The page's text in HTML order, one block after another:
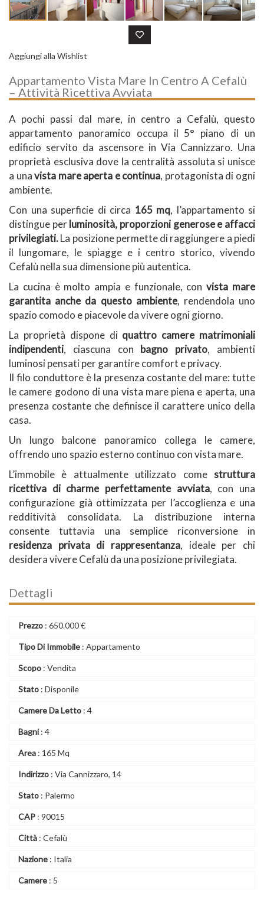
Aggiungi alla Wishlist
Appartamento Vista Mare In Centro A Cefalù
– Attività Ricettiva Avviata
A pochi passi dal mare, in centro a Cefalù, questo
appartamento panoramico occupa il 5° piano di un
edificio servito da ascensore in Via Cannizzaro. Una
proprietà esclusiva dove la centralità assoluta si unisce
a unavista mare aperta e continua, protagonista di ogni
ambiente.
Con una superficie di circa 165 mq, l’appartamento si
distingue perluminosità, proporzioni generose e affacci
privilegiati.La posizione permette di raggiungere a piedi
il lungomare, le spiagge e i centro storico, vivendo
Cefalù nella sua dimensione più autentica.
La cucina è molto ampia e funzionale, convista mare
garantita anche da questo ambiente, rendendola uno
spazio comodo e piacevole da vivere ogni giorno.
La proprietà dispone di quattro camere matrimoniali
indipendenti, ciascuna con bagno privato, ambienti
luminosi pensati per garantire comfort e privacy.
Il filo conduttore è la presenza costante del mare: tutte
le camere godono di una vista mare piena e aperta, una
presenza costante che definisce il carattere unico della
casa.
Un lungo balcone panoramico collega le camere,
offrendo uno spazio esterno continuo con vista mare.
L’immobile è attualmente utilizzato come struttura
ricettiva di charme perfettamente avviata, con una
configurazione già ottimizzata per l’accoglienza e una
redditività consolidata. La distribuzione interna
consente tuttavia una semplice riconversione in
residenza privata di rappresentanza, ideale per chi
desidera vivere Cefalù da una posizione privilegiata.
Dettagli
Prezzo : 650.000€
Tipo Di Immobile : Appartamento
Scopo : Vendita
Stato : Disponile
Camere Da Letto : 4
Bagni: 4
Area : 165 Mq
Indirizzo : Via Cannizzaro, 14
Stato : Palermo
CAP : 90015
Città : Cefalù
Nazione : Italia
Camere : 5